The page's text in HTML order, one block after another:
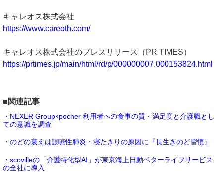
キャレオス株式会社
https://www.careoth.com/
キャレオス株式会社のプレスリリース（PR TIMES）
https://prtimes.jp/main/html/rd/p/000000007.000153824.html
■関連記事
・NEXER Group×pocher 利用者への食事の質・満足度と介護職とし
ての意識を調査
・のどの衰えは誤嚥性肺炎・寝たきりの原因に『長生きのど習慣』
・scovilleの「介護特化型AI」が東京海上日動ベターライフサービス
の全社に導入